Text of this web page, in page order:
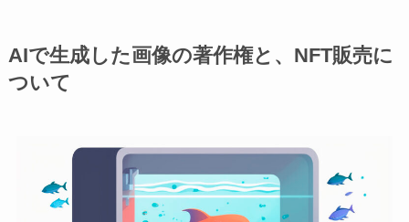
AIで生成した画像の著作権と、NFT販売に
ついて